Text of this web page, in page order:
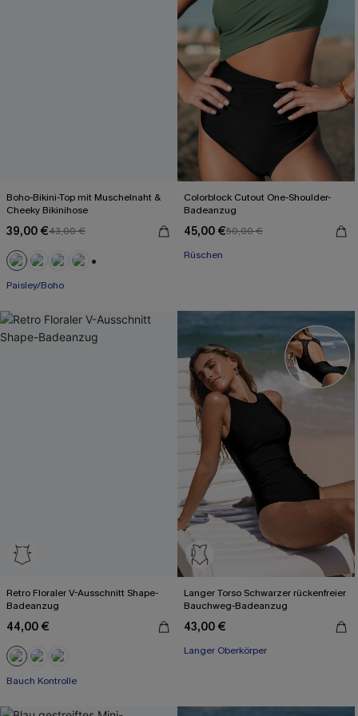
Boho-Bikini-Top mit Muschelnaht &
Cheeky Bikinihose
39,00 €43,00 €
Paisley/Boho
Colorblock Cutout One-Shoulder-
Badeanzug
45,00 €50,00 €
Rüschen
Retro Floraler V-Ausschnitt Shape-
Badeanzug
44,00 €
Bauch Kontrolle
Langer Torso Schwarzer rückenfreier
Bauchweg-Badeanzug
43,00 €
Langer Oberkörper